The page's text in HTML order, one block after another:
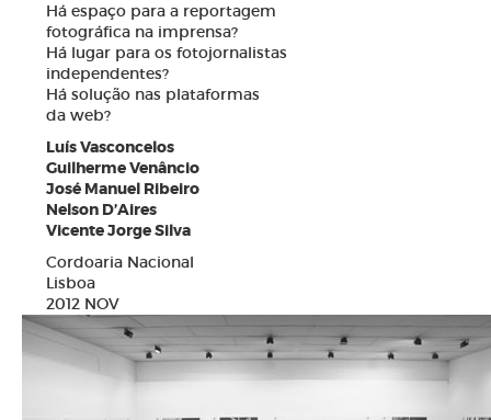
Há espaço para a reportagem
fotográfica na imprensa?
Há lugar para os fotojornalistas
independentes?
Há solução nas plataformas
da web?
Luís Vasconcelos
Guilherme Venâncio
José Manuel Ribeiro
Nelson D’Aires
Vicente Jorge Silva
Cordoaria Nacional
Lisboa ​
2012 NOV